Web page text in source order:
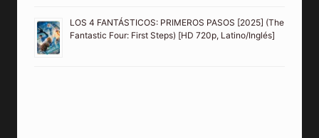
LOS 4 FANTÁSTICOS: PRIMEROS PASOS [2025] (The
Fantastic Four: First Steps) [HD 720p, Latino/Inglés]